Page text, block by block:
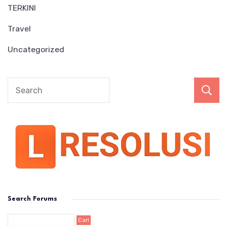
TERKINI
Travel
Uncategorized
Search Forums